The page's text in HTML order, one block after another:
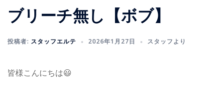
ブリーチ無し【ボブ】
投稿者: スタッフエルテ 2026年1月27日 スタッフより
皆様こんにちは😃